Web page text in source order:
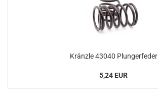
Kränzle 43040 Plungerfeder
5,24 EUR